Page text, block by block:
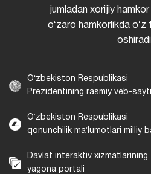
jumladan xorijiy
oʻzaro hamkorlikda oʻz
Oʻzbekiston Respublikasi
Prezidentining rasmiy veb-sayti
Oʻzbekiston Respublikasi
qonunchilik maʼlumotlari milliy
Davlat interaktiv xizmatlarining
yagona portali